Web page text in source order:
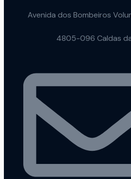
Avenida dos Bombeiros
4805-096 Caldas